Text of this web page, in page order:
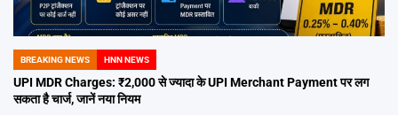
POSTED
IN
BREAKING NEWS HNN NEWS
UPI MDR Charges: ₹2,000 से ज्यादा के UPI Merchant Payment पर लग
सकता है चार्ज, जानें नया नियम